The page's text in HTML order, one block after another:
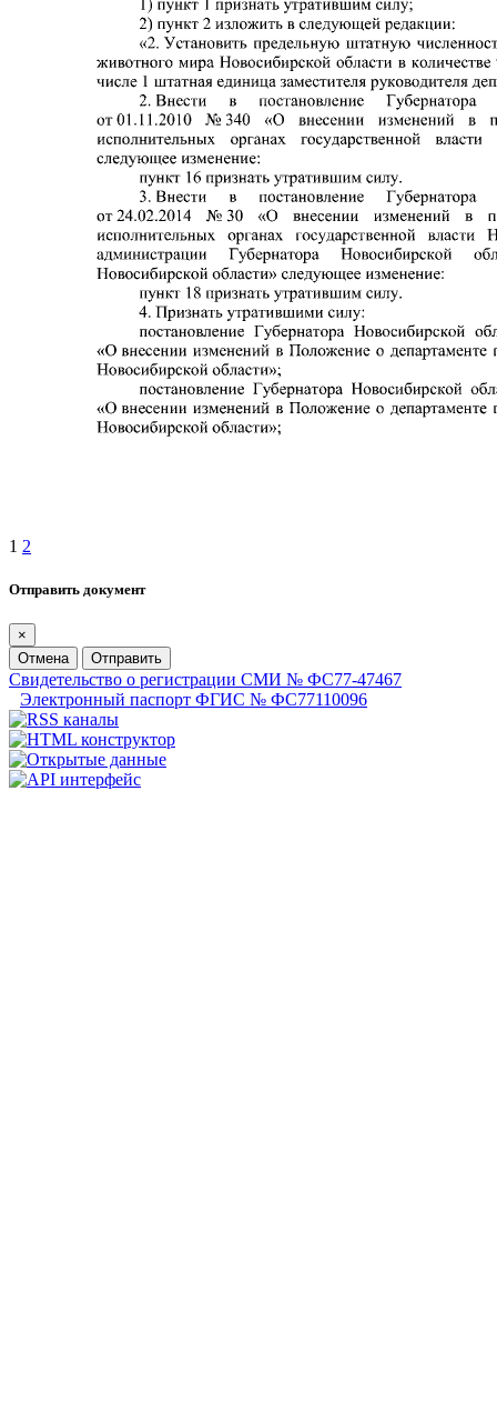
1 2
Отправить документ
×
Отмена
Отправить
Свидетельство о регистрации СМИ № ФС77-47467
Электронный паспорт ФГИС № ФС77110096